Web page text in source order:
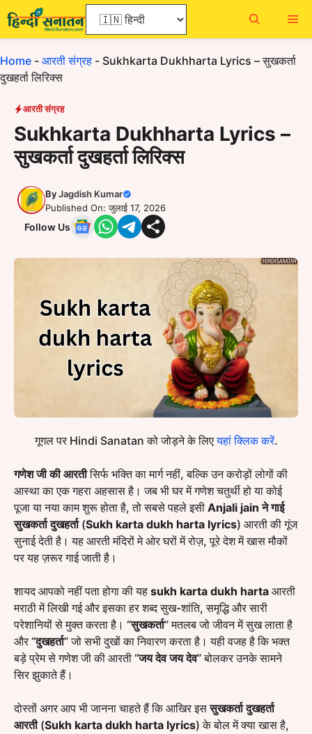
to
content
Home - आरती संग्रह - Sukhkarta Dukhharta Lyrics – सुखकर्ता
दुखहर्ता लिरिक्स
आरती संग्रह
Sukhkarta Dukhharta Lyrics –
सुखकर्ता दुखहर्ता लिरिक्स
ByJagdish Kumar
Published On: जुलाई 17, 2026
Follow Us
गूगल पर Hindi Sanatan को जोड़ने के लिएयहां क्लिक करें.
गणेश जी की आरतीसिर्फ भक्ति का मार्ग नहीं, बल्कि उन करोड़ों लोगों की
आस्था का एक गहरा अहसास है। जब भी घर में गणेश चतुर्थी हो या कोई
पूजा या नया काम शुरू होता है, तो सबसे पहले इसी Anjali jain ने गाई
सुखकर्ता दुखहर्ता(Sukh karta dukh harta lyrics) आरती की गूंज
सुनाई देती है। यह आरती मंदिरों मे ओर घरों में रोज़, पूरे देश में खास मौकों
पर यह ज़रूर गाई जाती है।
शायद आपको नहीं पता होगा की यह sukh karta dukh harta आरती
मराठी में लिखी गई और इसका हर शब्द सुख-शांति, समृद्धि और सारी
परेशानियों से मुक्त करता है। “सुखकर्ता” मतलब जो जीवन में सुख लाता है
और “दुखहर्ता” जो सभी दुखों का निवारण करता है। यही वजह है कि भक्त
बड़े प्रेम से गणेश जी की आरती “जय देव जय देव” बोलकर उनके सामने
सिर झुकाते हैं।
दोस्तों अगर आप भी जानना चाहते हैं कि आखिर इससुखकर्ता दुखहर्ता
आरती(Sukh karta dukh harta lyrics) के बोल में क्या खास है,